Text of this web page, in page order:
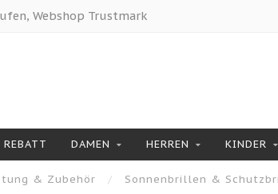
Webshop Trustmark
REBATT DAMEN HERREN KINDER
& Zubehör / Sonnenbrillen &